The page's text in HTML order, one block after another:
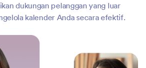
dukungan pelanggan yang luar
kalender Anda secara efektif.